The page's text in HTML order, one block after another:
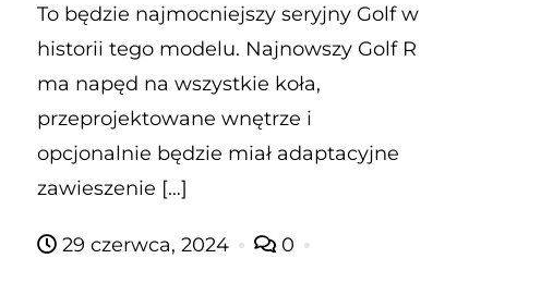
To będzie najmocniejszy seryjny Golf w
historii tego modelu. Najnowszy Golf R
ma napęd na wszystkie koła,
przeprojektowane wnętrze i
opcjonalnie będzie miał adaptacyjne
zawieszenie […]
29 czerwca, 2024 0